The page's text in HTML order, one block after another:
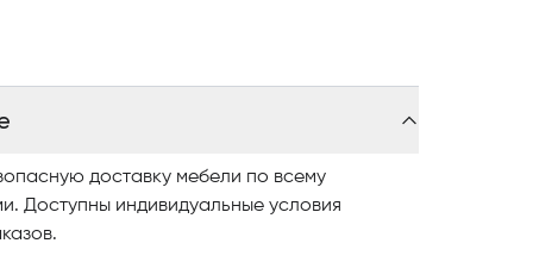
доставку мебели по всему
Доступны индивидуальные условия